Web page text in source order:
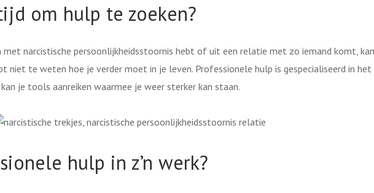
om hulp te zoeken?
met narcistische persoonlijkheidsstoornis hebt of uit een relatie met zo iemand komt, kan
niet te weten hoe je verder moet in je leven. Professionele hulp is gespecialiseerd in het
je tools aanreiken waarmee je weer sterker kan staan.
hulp in z’n werk?